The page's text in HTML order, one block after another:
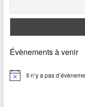
Évènements à venir
Notice Il n’y a pas